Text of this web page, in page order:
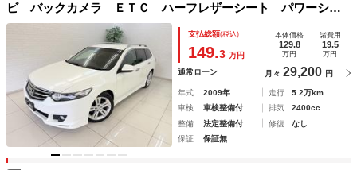
ビ バックカメラ ＥＴＣ ハーフレザーシート パワーシー
ト 純正エアロ 純正１８インチホイール ＨＩＤ パドルシ
フト クルーズコントロール フロントフォグ 修復歴無
支払総額(税込)
149.3 万円
本体価格
129.8
万円
諸費用
19.5
万円
通常ローン 月々 29,200 円
年式 2009年 走行
5.2万km
車検
車検整備付 排気
2400cc
整備
法定整備付 修復
なし
保証
保証無